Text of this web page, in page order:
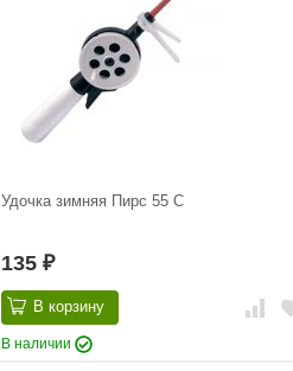
Удочка зимняя Пирс 55 C
135 ₽
В корзину
В наличии